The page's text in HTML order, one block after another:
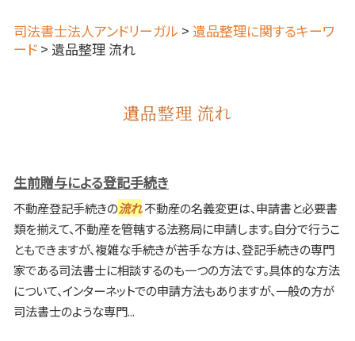
司法書士法人アンドリーガル > 遺品整理に関するキーワ
ード > 遺品整理 流れ
遺品整理 流れ
生前贈与による登記手続き
不動産登記手続きの流れ不動産の名義変更は、申請書と必要書
類を揃えて、不動産を管轄する法務局に申請します。自分で行うこ
ともできますが、複雑な手続きが苦手な方は、登記手続きの専門
家である司法書士に相談するのも一つの方法です。具体的な方法
について、インターネットでの申請方法もありますが、一般の方が
司法書士のような専門...